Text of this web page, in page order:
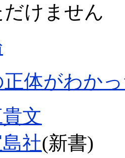
けません
体がわか
文
社(新書)